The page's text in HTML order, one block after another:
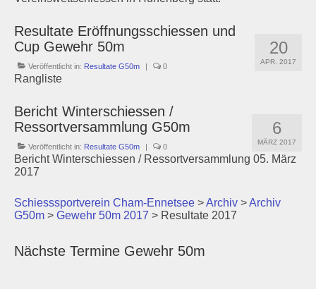
20
APR. 2017
Resultate Eröffnungsschiessen und
Cup Gewehr 50m
Veröffentlicht in: Resultate G50m | 0
Rangliste
6
MÄRZ 2017
Bericht Winterschiessen /
Ressortversammlung G50m
Veröffentlicht in: Resultate G50m | 0
Bericht Winterschiessen / Ressortversammlung 05. März
2017
Schiesssportverein Cham-Ennetsee >Archiv >Archiv
G50m > Gewehr 50m 2017 > Resultate 2017
Nächste Termine Gewehr 50m